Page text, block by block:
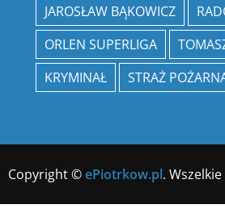
JAROSŁAW BĄKOWICZ
ORLEN SUPERLIGA
KRYMINAŁ
STRAŻ
Copyright ©ePiotrkow.pl.